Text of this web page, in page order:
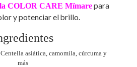
COLOR CARE Mïmarepara
y potenciar el brillo.
Centella asiática, camomila, cúrcuma y
más